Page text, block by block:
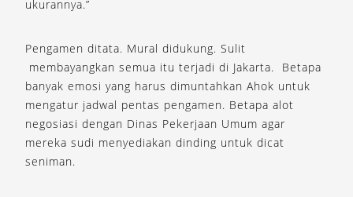
ukurannya.”
Pengamen ditata. Mural didukung. Sulit
membayangkan semua itu terjadi di Jakarta. Betapa
banyak emosi yang harus dimuntahkan Ahok untuk
mengatur jadwal pentas pengamen. Betapa alot
negosiasi dengan Dinas Pekerjaan Umum agar
mereka sudi menyediakan dinding untuk dicat
seniman.